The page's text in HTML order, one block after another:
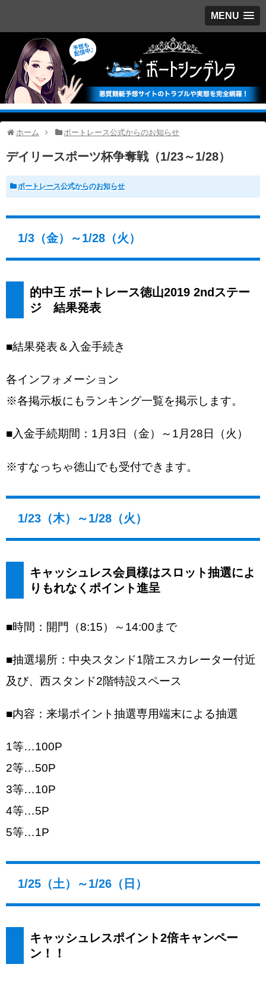
MENU
ホーム ボートレース公式からのお知らせ
デイリースポーツ杯争奪戦（1/23～1/28）
ボートレース公式からのお知らせ
1/3（金）～1/28（火）
的中王 ボートレース徳山2019 2ndステー
ジ 結果発表
■結果発表＆入金手続き
各インフォメーション
※各掲示板にもランキング一覧を掲示します。
■入金手続期間：1月3日（金）～1月28日（火）
※すなっちゃ徳山でも受付できます。
1/23（木）～1/28（火）
キャッシュレス会員様はスロット抽選によ
りもれなくポイント進呈
■時間：開門（8:15）～14:00まで
■抽選場所：中央スタンド1階エスカレーター付近
及び、西スタンド2階特設スペース
■内容：来場ポイント抽選専用端末による抽選
1等…100P
2等…50P
3等…10P
4等…5P
5等…1P
1/25（土）～1/26（日）
キャッシュレスポイント2倍キャンペー
ン！！